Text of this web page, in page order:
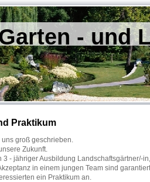
- und
Praktikum
groß geschrieben.
Zukunft.
3 - jähriger Ausbildung Landschaftsgärtner/-
in einem jungen Team sind garantiert.
ein Praktikum an.